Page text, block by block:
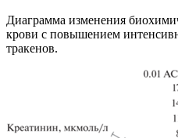
Диаграмма изменения
крови с повышением
тракенов.